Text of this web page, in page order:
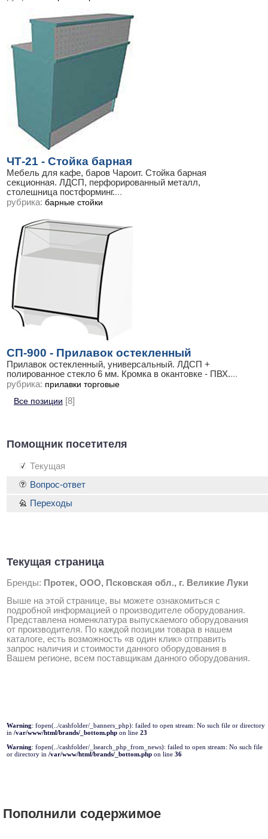
ЧТ-21 - Стойка барная
Мебель для кафе, баров Чароит. Стойка барная
секционная. ЛДСП, перфорированный металл,
столешница постформинг....
рубрика: барные стойки
СП-900 - Прилавок остекленный
Прилавок остекленный, универсальный. ЛДСП +
полированное стекло 6 мм. Кромка в окантовке - ПВХ....
рубрика: прилавки торговые
Все позиции [8]
Помощник посетителя
Текущая
Текущая страница
Бренды: Протек, ООО, Псковская обл., г. Великие Луки
Выше на этой странице, вы можете ознакомиться с
подробной информацией о производителе оборудования.
Представлена номенклатура выпускаемого оборудования
от производителя. По каждой позиции товара в нашем
каталоге, есть возможность «в один клик» отправить
запрос наличия и стоимости данного оборудования в
Вашем регионе, всем поставщикам данного оборудования.
Вопрос-ответ
Переходы
Warning: fopen(../cashfolder/_banners_php): failed to open stream: No such file or directory
in /var/www/html/brands/_bottom.php on line 23
Warning: fopen(../cashfolder/_lsearch_php_from_news): failed to open stream: No such file
or directory in /var/www/html/brands/_bottom.php on line 36
Пополнили содержимое